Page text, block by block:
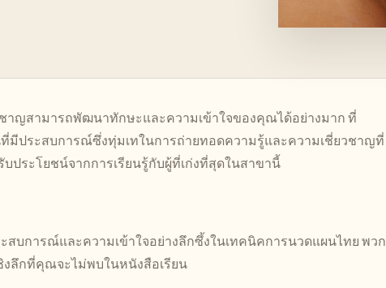
าญสามารถพัฒนาทักษะและความเข้าใจของคุณได้อย่างมาก ที่
มีประสบการณ์ซึ่งทุ่มเทในการถ่ายทอดความรู้และความเชี่ยวชาญที่
ประโยชน์จากการเรียนรู้กับผู้ที่เก่งที่สุดในสาขานี้
สบการณ์และความเข้าใจอย่างลึกซึ้งในเทคนิคการนวดแผนไทย พวก
งลึกที่คุณจะไม่พบในหนังสือเรียน